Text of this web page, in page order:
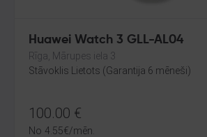
Huawei Watch 3 GLL-AL04
Rīga, Mārupes iela 3
Stāvoklis Lietots (Garantija 6 mēneši)
100.00 €
No 4.55€/mēn.